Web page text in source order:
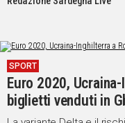
SPORT
Euro 2020,
biglietti venduti in